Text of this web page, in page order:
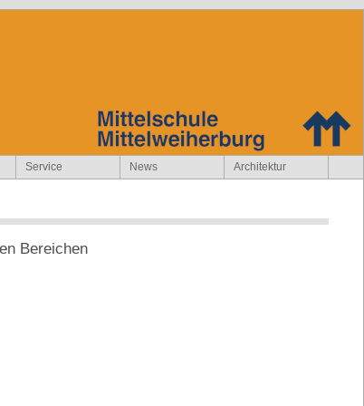
Service News Architektur
Bereichen